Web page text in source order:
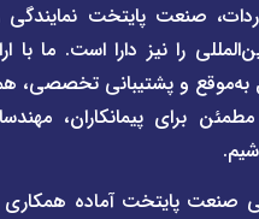
پایتخت نمایندگی رسمی
دارا است. ما با ارائه خدمات
تخصصی، همواره تلاش
مهندسان و فعالان
آماده همکاری با